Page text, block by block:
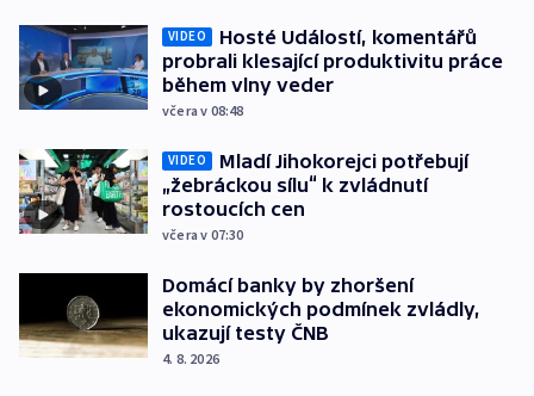
VIDEO
Hosté Událostí, komentářů
probrali klesající produktivitu práce
během vlny veder
včera v 08:48
VIDEO
Mladí Jihokorejci potřebují
„žebráckou sílu“ k zvládnutí
rostoucích cen
včera v 07:30
Domácí banky by zhoršení
ekonomických podmínek zvládly,
ukazují testy ČNB
4. 8. 2026